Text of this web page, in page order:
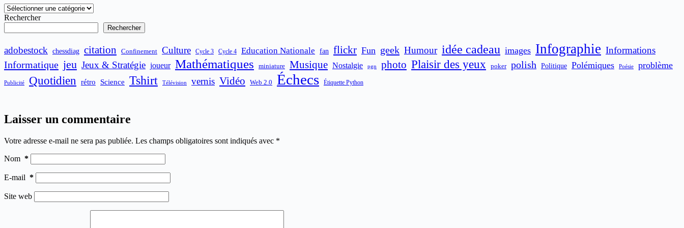
Catégories
Rechercher
Rechercher
adobestock chessdiag citation Confinement Culture Cycle 3 Cycle 4 Education Nationale fan flickr Fun geek Humour idée cadeau images Infographie Informations
Informatique jeu Jeux & Stratégie joueur Mathématiques miniature Musique Nostalgie pgn photo Plaisir des yeux poker polish Politique Polémiques Poésie problème
Publicité Quotidien rétro Science Tshirt Télévision vernis Vidéo Web 2.0 Échecs Étiquette Python
Laisser un commentaire
Votre adresse e-mail ne sera pas publiée. Les champs obligatoires sont indiqués avec *
Nom *
E-mail *
Site web